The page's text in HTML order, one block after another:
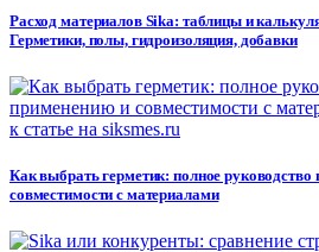
Расход материалов Sika: таблицы и
Герметики, полы, гидроизоляция, добавки
Как выбрать герметик: полное
совместимости с материалами